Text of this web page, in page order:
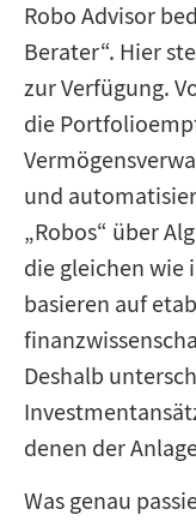
Robo Advisor
Berater“. Hier
zur Verfügung.
die
und
„Robos“ über
die gleichen wie
basieren auf
Deshalb
denen der
Was genau